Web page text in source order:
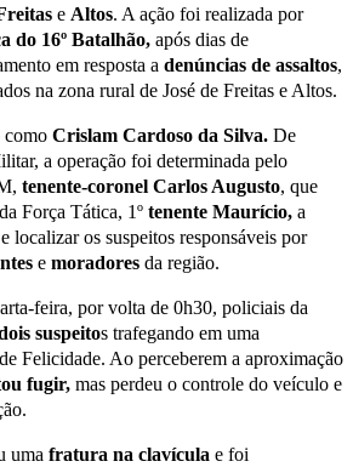
e Altos. A ação foi realizada por
do 16º Batalhão, após dias de
em resposta a denúncias de assaltos,
na zona rural de José de Freitas e Altos.
como Crislam Cardoso da Silva. De
a operação foi determinada pelo
tenente-coronel Carlos Augusto, que
Força Tática, 1º tenente Maurício, a
localizar os suspeitos responsáveis por
e moradores da região.
feira, por volta de 0h30, policiais da
suspeitos trafegando em uma
Felicidade. Ao perceberem a aproximação
fugir, mas perdeu o controle do veículo e
uma fratura na clavícula e foi